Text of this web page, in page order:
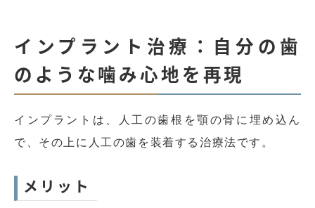
インプラント治療：自分の歯
のような噛み心地を再現
インプラントは、人工の歯根を顎の骨に埋め込ん
で、その上に人工の歯を装着する治療法です。
メリット